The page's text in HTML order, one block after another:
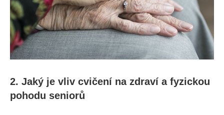
2. Jaký je vliv cvičení na zdraví a fyzickou
pohodu seniorů